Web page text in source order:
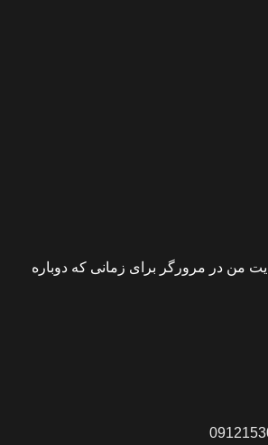
من در مرورگر برای زمانی که دوباره